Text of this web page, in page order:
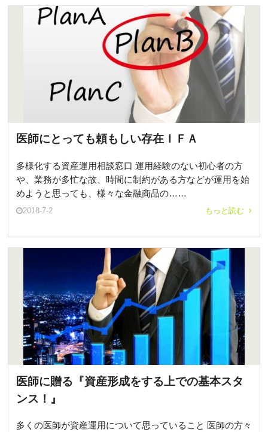
医師にとっても頼もしい存在ＩＦＡ
多様化する資産運用相談窓口 運用経験のない初心者の方
や、業務が多忙な故、時間に制約がある方などが運用を始
めようと思っても、様々な金融商品の……
2018-7-2 もっと読む
医師に贈る『資産形成をする上での基本スタ
ンス！』
多くの医師が資産運用について思っていること 医師の方々